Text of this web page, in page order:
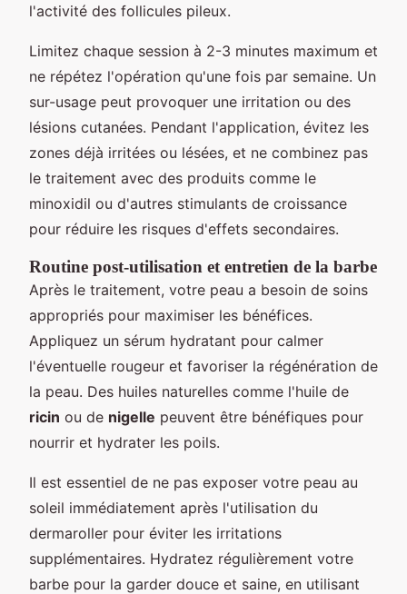
l'activité des follicules pileux.
Limitez chaque session à 2-3 minutes maximum et
ne répétez l'opération qu'une fois par semaine. Un
sur-usage peut provoquer une irritation ou des
lésions cutanées. Pendant l'application, évitez les
zones déjà irritées ou lésées, et ne combinez pas
le traitement avec des produits comme le
minoxidil ou d'autres stimulants de croissance
pour réduire les risques d'effets secondaires.
Routine post-utilisation et entretien de la barbe
Après le traitement, votre peau a besoin de soins
appropriés pour maximiser les bénéfices.
Appliquez un sérum hydratant pour calmer
l'éventuelle rougeur et favoriser la régénération de
la peau. Des huiles naturelles comme l'huile de
ricin ou de nigelle peuvent être bénéfiques pour
nourrir et hydrater les poils.
Il est essentiel de ne pas exposer votre peau au
soleil immédiatement après l'utilisation du
dermaroller pour éviter les irritations
supplémentaires. Hydratez régulièrement votre
barbe pour la garder douce et saine, en utilisant